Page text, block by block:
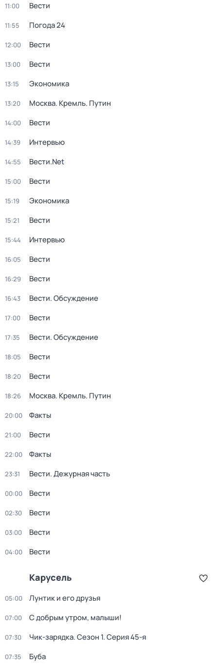
11:00 Вести
11:55 Погода 24
12:00 Вести
13:00 Вести
13:15 Экономика
13:20 Москва. Кремль. Путин
14:00 Вести
14:39 Интервью
14:55 Вести.Net
15:00 Вести
15:19 Экономика
15:21 Вести
15:44 Интервью
16:05 Вести
16:29 Вести
16:43 Вести. Обсуждение
17:00 Вести
17:35 Вести. Обсуждение
18:05 Вести
18:20 Вести
18:26 Москва. Кремль. Путин
20:00 Факты
21:00 Вести
22:00 Факты
23:31 Вести. Дежурная часть
00:00 Вести
02:30 Вести
03:00 Вести
04:00 Вести
Карусель
05:00 Лунтик и его друзья
07:00 С добрым утром, малыши!
07:30 Чик-зарядка. Сезон 1. Серия 45-я
07:35 Буба